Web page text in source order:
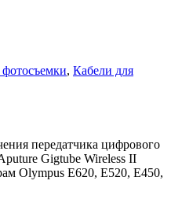
, Кабели для
передатчика цифрового
Gigtube Wireless II
Olympus E620, E520, E450,